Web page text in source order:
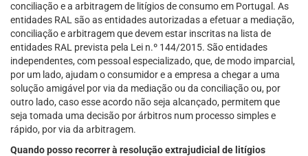
conciliação e a arbitragem de litígios de consumo em Portugal. As
entidades RAL são as entidades autorizadas a efetuar a mediação,
conciliação e arbitragem que devem estar inscritas na lista de
entidades RAL prevista pela Lei n.º 144/2015. São entidades
independentes, com pessoal especializado, que, de modo imparcial,
por um lado, ajudam o consumidor e a empresa a chegar a uma
solução amigável por via da mediação ou da conciliação ou, por
outro lado, caso esse acordo não seja alcançado, permitem que
seja tomada uma decisão por árbitros num processo simples e
rápido, por via da arbitragem.
Quando posso recorrer à resolução extrajudicial de litígios